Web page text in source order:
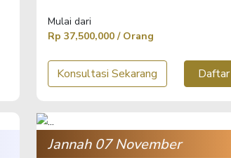
Mulai dari
Rp 37,500,000 / Orang
Konsultasi Sekarang Daftar
Jannah 07 November